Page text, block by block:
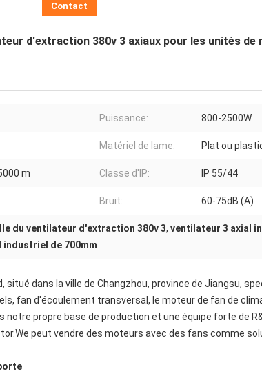
Contact
d'extraction 380v 3 axiaux pour les unités
Puissance: 800-2500W
Matériel de lame: Plat ou
m Classe d'IP: IP 55/44
Bruit: 60-75dB (A)
du ventilateur d'extraction 380v 3, ventilateur 3 axial
de 700mm
situé dans la ville de Changzhou, province de Jiangsu,
fan d'écoulement transversal, le moteur de fan de
notre propre base de production et une équipe forte de
peut vendre des moteurs avec des fans comme